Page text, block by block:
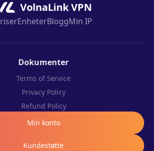
VolnaLink VPN
EnheterBloggMin IP
Dokumenter
Terms of Service
Privacy Policy
Refund Policy
Min konto
Kundestøtte